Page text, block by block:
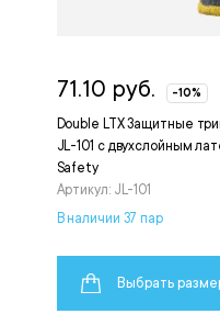
Double LTX Защитные
JL-101 с двухслойным
Safety
Артикул: JL-101
71.10 руб. -10%
В наличии 37 пар
Выбрать